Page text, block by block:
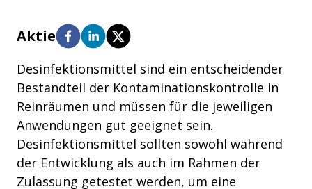
Aktie
Desinfektionsmittel sind ein entscheidender
Bestandteil der Kontaminationskontrolle in
Reinräumen und müssen für die jeweiligen
Anwendungen gut geeignet sein.
Desinfektionsmittel sollten sowohl während
der Entwicklung als auch im Rahmen der
Zulassung getestet werden, um eine